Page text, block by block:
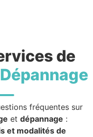
de
Dépannage
fréquentes sur
et dépannage :
et modalités de